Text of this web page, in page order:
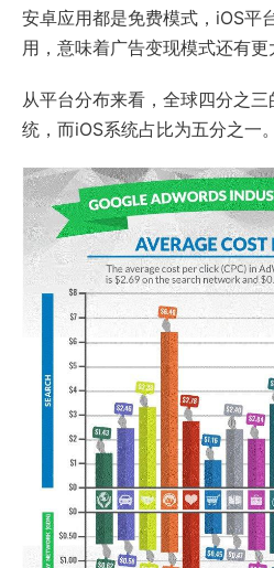
安卓应用都是免费模式，iOS平
用，意味着广告变现模式还有更
从平台分布来看，全球四分之
统，而iOS系统占比为五分之一。